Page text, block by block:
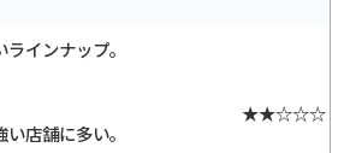
インナップ。
店舗に多い。
★★☆☆☆